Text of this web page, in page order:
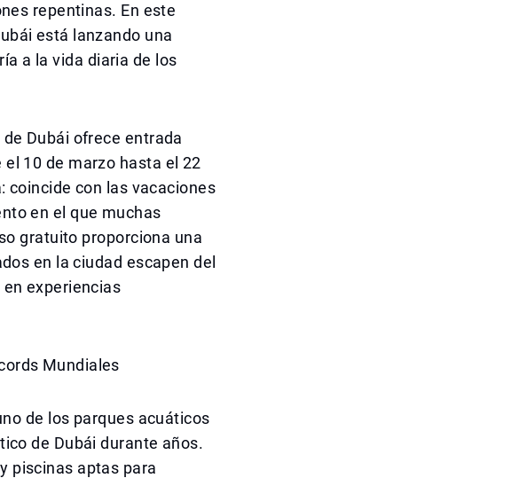
repentinas. En este
está lanzando una
a la vida diaria de los
Dubái ofrece entrada
10 de marzo hasta el 22
coincide con las vacaciones
en el que muchas
gratuito proporciona una
en la ciudad escapen del
experiencias
Mundiales
de los parques acuáticos
de Dubái durante años.
piscinas aptas para